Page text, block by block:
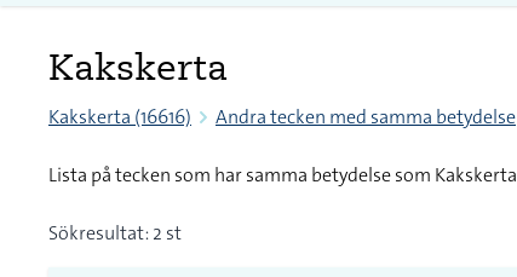
Kakskerta
Kakskerta (16616) Andra tecken med samma betydelse
Lista på tecken som har samma betydelse som Kakskerta
Sökresultat: 2 st